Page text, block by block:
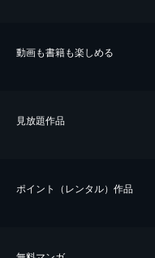
動画も書籍も楽しめる
⾒放題作品
ポイント（レンタル）作品